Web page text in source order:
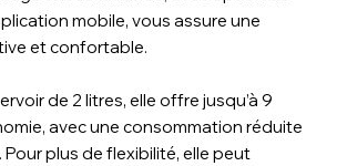
mobile, vous assure une
et confortable.
de 2 litres, elle offre jusqu’à 9
avec une consommation réduite
Pour plus de flexibilité, elle peut